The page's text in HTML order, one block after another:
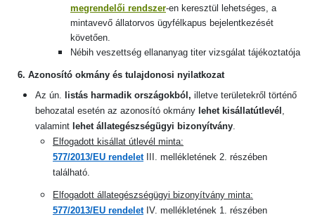
megrendelői rendszer-en keresztül lehetséges, a
mintavevő állatorvos ügyfélkapus bejelentkezését
követően.
Nébih veszettség ellananyag titer vizsgálat tájékoztatója
6. Azonosító okmány és tulajdonosi nyilatkozat
Az ún.
listás harmadik országokból, illetve területekről történő
behozatal esetén az azonosító okmány lehet kisállatútlevél ,
valamint lehet állategészségügyi bizonyítvány.
Elfogadott kisállat útlevél minta:
577/2013/EU rendeletIII. mellékletének 2. részében
található.
Elfogadott állategészségügyi bizonyítvány minta:
577/2013/EU rendelet IV. mellékletének 1. részében